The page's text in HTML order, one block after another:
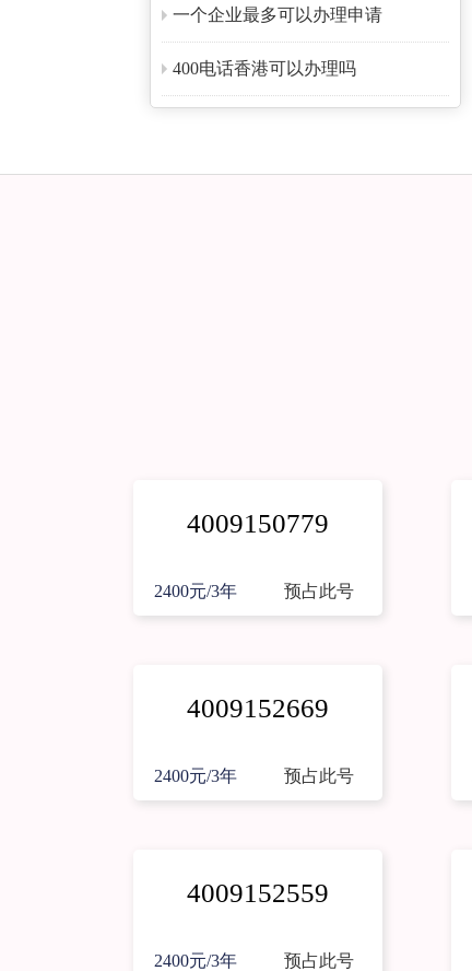
一个企业最多可以办理申请
400电话香港可以办理吗
4009150779
2400元/3年 预占此号
4009152669
2400元/3年 预占此号
4009152559
2400元/3年 预占此号